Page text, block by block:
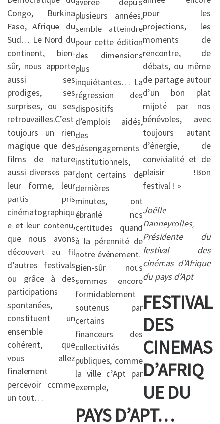
Congo, Burkina
Faso, Afrique du
Sud… Le Nord du
continent, bien-
sûr, nous apporte
aussi ses
prodiges, ses
surprises, ou ses
retrouvailles.C’est
toujours un rien
magique que des
films de nature
aussi diverses par
leur forme, leur
partis pris
cinématographiqu
e et leur contenu,
que nous avons
découvert au fil
d’autres festivals
ou grâce à des
participations
spontanées,
constituent un
ensemble
cohérent, que
vous allez
finalement
percevoir comme
un tout…
plusieurs années,
semble atteindre
pour cette édition
des dimensions
plus
inquiétantes… La
régression des
dispositifs
d’emplois aidés,
des
désengagements
institutionnels,
dont certains de
dernières
minutes, ont
ébranlé nos
certitudes quand
à la pérennité de
notre événement.
Bien-sûr nous
sommes encore
formidablement
soutenus par
certains
financeurs des
collectivités
publiques, comme
la ville d’Apt par
exemple,
pour les
projections, les
moments de
rencontre, de
débats, ou même
de partage autour
d’un bon plat
mijoté par nos
bénévoles, avec
toujours autant
d’énergie, de
convivialité et de
plaisir !Bon
festival ! »
Joëlle
Danneyrolles,
Présidente du
festival des
cinémas d’Afrique
du pays d’Apt
FESTIVAL
DES
CINEMAS
D’AFRIQ
UE DU
PAYS D’APT…